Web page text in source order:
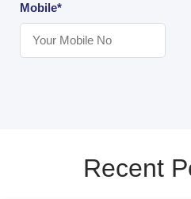
Mobile*
Recent